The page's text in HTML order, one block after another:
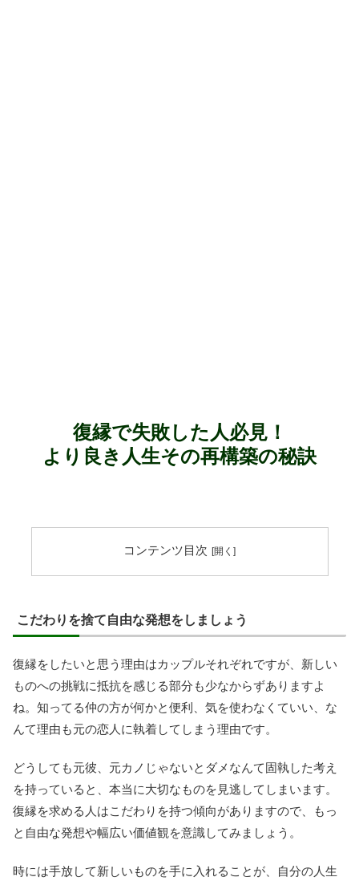
復縁で失敗した人必見！
より良き人生その再構築の秘訣
コンテンツ目次
こだわりを捨て自由な発想をしましょう
復縁をしたいと思う理由はカップルそれぞれですが、新しい
ものへの挑戦に抵抗を感じる部分も少なからずありますよ
ね。知ってる仲の方が何かと便利、気を使わなくていい、な
んて理由も元の恋人に執着してしまう理由です。
どうしても元彼、元カノじゃないとダメなんて固執した考え
を持っていると、本当に大切なものを見逃してしまいます。
復縁を求める人はこだわりを持つ傾向がありますので、もっ
と自由な発想や幅広い価値観を意識してみましょう。
時には手放して新しいものを手に入れることが、自分の人生